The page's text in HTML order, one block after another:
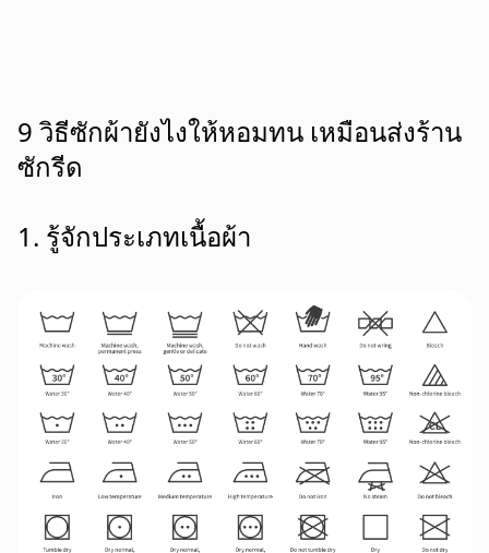
9 วิธีซักผ้ายังไงให้หอมทน เหมือนส่งร้าน
ซักรีด
1. รู้จักประเภทเนื้อผ้า